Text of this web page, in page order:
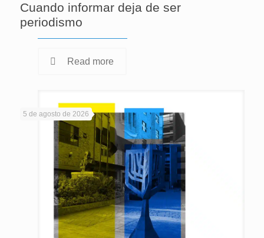
Cuando informar deja de ser
periodismo
Read more
5 de agosto de 2026